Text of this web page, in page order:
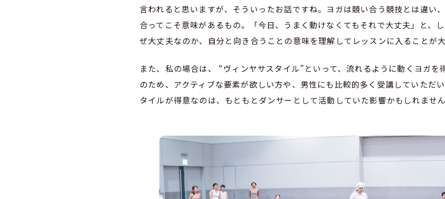
言われると思いますが、そういったお話ですね。ヨガは競い合う競技とは違い
合ってこそ意味があるもの。「今日、うまく動けなくてもそれで大丈夫」と、
ぜ大丈夫なのか、自分と向き合うことの意味を理解してレッスンに入ることが大
また、私の場合は、 “ヴィンヤサスタイル”といって、流れるように動くヨガを
のため、アクティブな要素が欲しい方や、男性にも比較的多く受講していただ
タイルが得意なのは、もともとダンサーとして活動していた影響かもしれません